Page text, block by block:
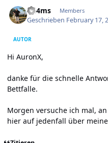
dd4ms Members
Geschrieben February 17,
AUTOR
Hi AuronX,
danke für die schnelle
Bettfalle.
Morgen versuche ich mal,
hier auf jedenfall über